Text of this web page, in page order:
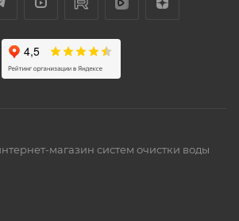
магазин систем очистки воды